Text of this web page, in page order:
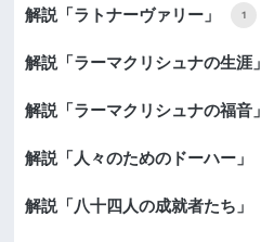
解説「ラトナーヴァリー」 1
解説「ラーマクリシュナの生涯」
解説「ラーマクリシュナの福音」
解説「人々のためのドーハー」
解説「八十四人の成就者たち」